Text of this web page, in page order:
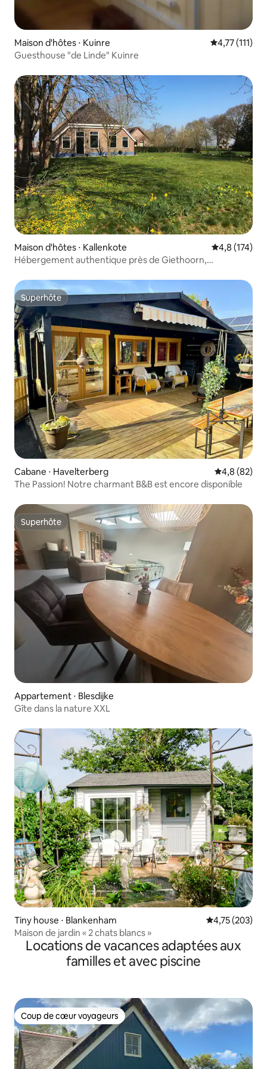
Maison d'hôtes ⋅ Kuinre Évaluation
4,77 (111)
Guesthouse "de Linde" Kuinre
Maison d'hôtes ⋅ Kallenkote Évaluation
4,8 (174)
Hébergement authentique près de Giethoorn,
Superhôte
Superhôte
Cabane ⋅ Havelterberg Évaluation
4,8 (82)
The Passion! Notre charmant B&B est encore disponible
Superhôte
Superhôte
Appartement ⋅ Blesdijke
Gîte dans la nature XXL
Tiny house ⋅ Blankenham Évaluation
4,75 (203)
Maison de jardin « 2 chats blancs »
Locations de vacances adaptées aux
familles et avec piscine
Coup de cœur voyageurs
Coup de cœur voyageurs